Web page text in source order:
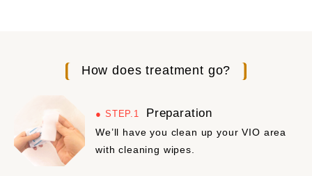
How does treatment go?
STEP.1 Preparation
We’ll have you clean up your VIO area
with cleaning wipes.